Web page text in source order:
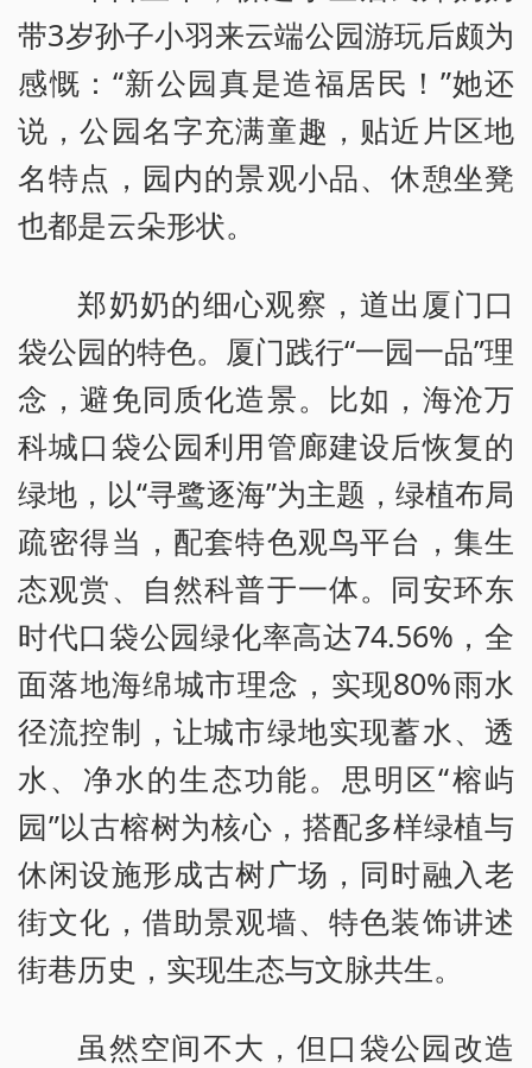
带3岁孙子小羽来云端公园游玩后颇为
感慨：“新公园真是造福居民！”她还
说，公园名字充满童趣，贴近片区地
名特点，园内的景观小品、休憩坐凳
也都是云朵形状。
郑奶奶的细心观察，道出厦门口
袋公园的特色。厦门践行“一园一品”理
念，避免同质化造景。比如，海沧万
科城口袋公园利用管廊建设后恢复的
绿地，以“寻鹭逐海”为主题，绿植布局
疏密得当，配套特色观鸟平台，集生
态观赏、自然科普于一体。同安环东
时代口袋公园绿化率高达74.56%，全
面落地海绵城市理念，实现80%雨水
径流控制，让城市绿地实现蓄水、透
水、净水的生态功能。思明区“榕屿
园”以古榕树为核心，搭配多样绿植与
休闲设施形成古树广场，同时融入老
街文化，借助景观墙、特色装饰讲述
街巷历史，实现生态与文脉共生。
虽然空间不大，但口袋公园改造